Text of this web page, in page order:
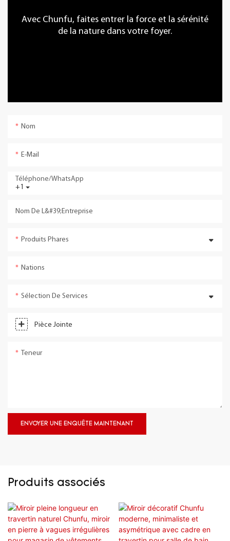
Avec Chunfu, faites entrer la force et la sérénité
de la nature dans votre foyer.
Nom
E-Mail
+1
Téléphone/WhatsApp
Nom De L&#39;entreprise
Produits Phares
Nations
Sélection De Services
Pièce Jointe
Teneur
ENVOYER UNE ENQUÊTE MAINTENANT
Produits associés